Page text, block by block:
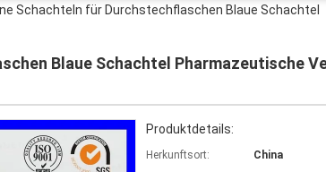
Schachteln für Durchstechflaschen Blaue Schachtel
Blaue Schachtel Pharmazeutische
Produktdetails:
Herkunftsort:
China